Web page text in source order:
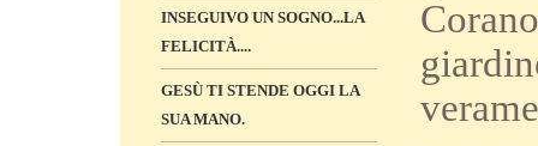
INSEGUIVO UN SOGNO...LA
FELICITÀ....
GESÙ TI STENDE OGGI LA
SUA MANO.